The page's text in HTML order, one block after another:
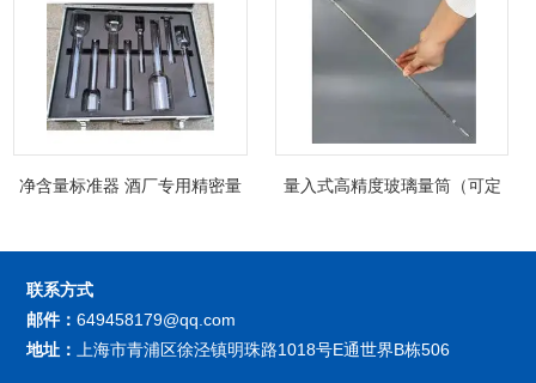
净含量标准器 酒厂专用精密量
量入式高精度玻璃量筒（可定
联系方式
邮件：649458179@qq.com
地址：
上海市青浦区徐泾镇明珠路1018号E通世界B栋506